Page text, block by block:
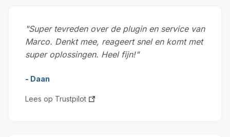
"Super tevreden over de plugin en service van
Marco. Denkt mee, reageert snel en komt met
super oplossingen. Heel fijn!"
- Daan
Lees op Trustpilot